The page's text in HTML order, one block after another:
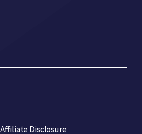
Affiliate Disclosure